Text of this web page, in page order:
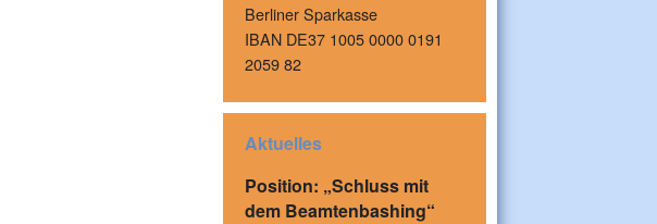
Berliner Sparkasse
IBAN DE37 1005 0000 0191
2059 82
Aktuelles
Position: „Schluss mit
dem Beamtenbashing“